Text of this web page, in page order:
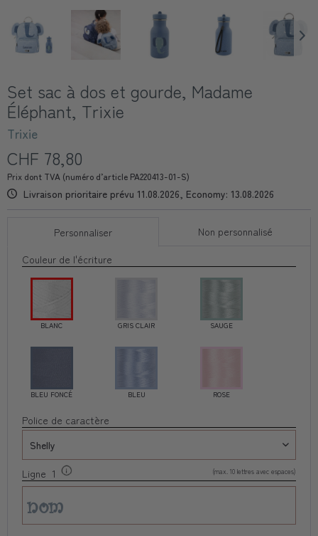
Set sac à dos et gourde, Madame
Éléphant, Trixie
Trixie
CHF 78,80
Prix dont TVA (numéro d’article PA220413-01-S)
Livraison prioritaire prévu 11.08.2026, Economy: 13.08.2026
Personnaliser
Non personnalisé
Couleur de l'écriture
BLANC GRIS CLAIR SAUGE
BLEU FONCÉ BLEU ROSE
Police de caractère
Ligne 1 (max. 10 lettres avec espaces)